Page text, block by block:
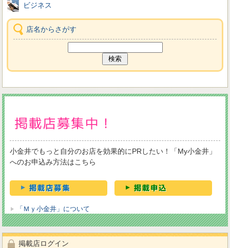
ビジネス
店名からさがす
小金井でもっと自分のお店を効果的にPRしたい！「My小金井」
へのお申込み方法はこちら
「Ｍｙ小金井」について
掲載店ログイン